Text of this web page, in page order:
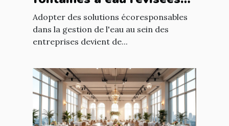
pour économies durables
Adopter des solutions écoresponsables
dans la gestion de l'eau au sein des
entreprises devient de...